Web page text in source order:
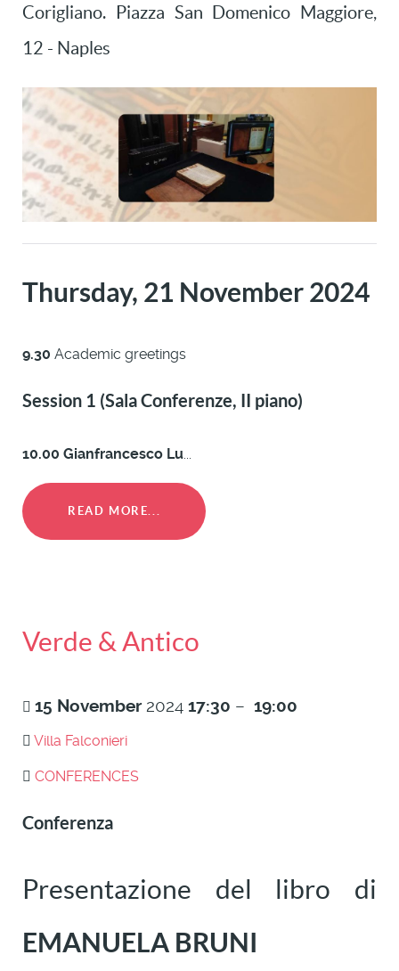
Corigliano. Piazza San Domenico Maggiore,
12 - Naples
Thursday, 21 November 2024
9.30 Academic greetings
Session 1 (Sala Conferenze, II piano)
10.00 Gianfrancesco Lu...
READ MORE...
Verde & Antico
15 November 2024 17:30 – 19:00
Villa Falconieri
CONFERENCES
Conferenza
Presentazione del libro di
EMANUELA BRUNI